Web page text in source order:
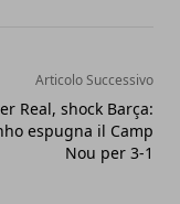
Articolo Successivo
Real, shock Barça:
espugna il Camp
Nou per 3-1